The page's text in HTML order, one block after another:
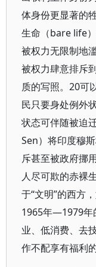
体身份更显著的
生命（bare life
被权力无限制地
被权力肆意排斥
质的写照。20可
民只要身处例外
状态可伴随被迫
Sen）将印度穆
斥甚至被政府挪
人尽可欺的赤裸
于“文明”的西方
1965年—1979年
业、低消费、去
作不配享有福利